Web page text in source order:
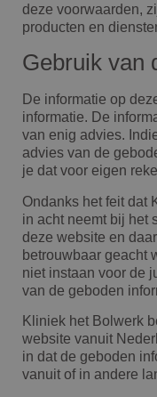
deze voorwaarden,
producten en
Gebruik van
De informatie op
informatie. De
van enig advies.
advies van de
je dat voor eigen
Ondanks het feit dat
in acht neemt bij het
deze website en
betrouwbaar geacht
niet instaan voor de
van de geboden
Kliniek het Bolwerk
website vanuit
in dat de geboden
vanuit of in andere